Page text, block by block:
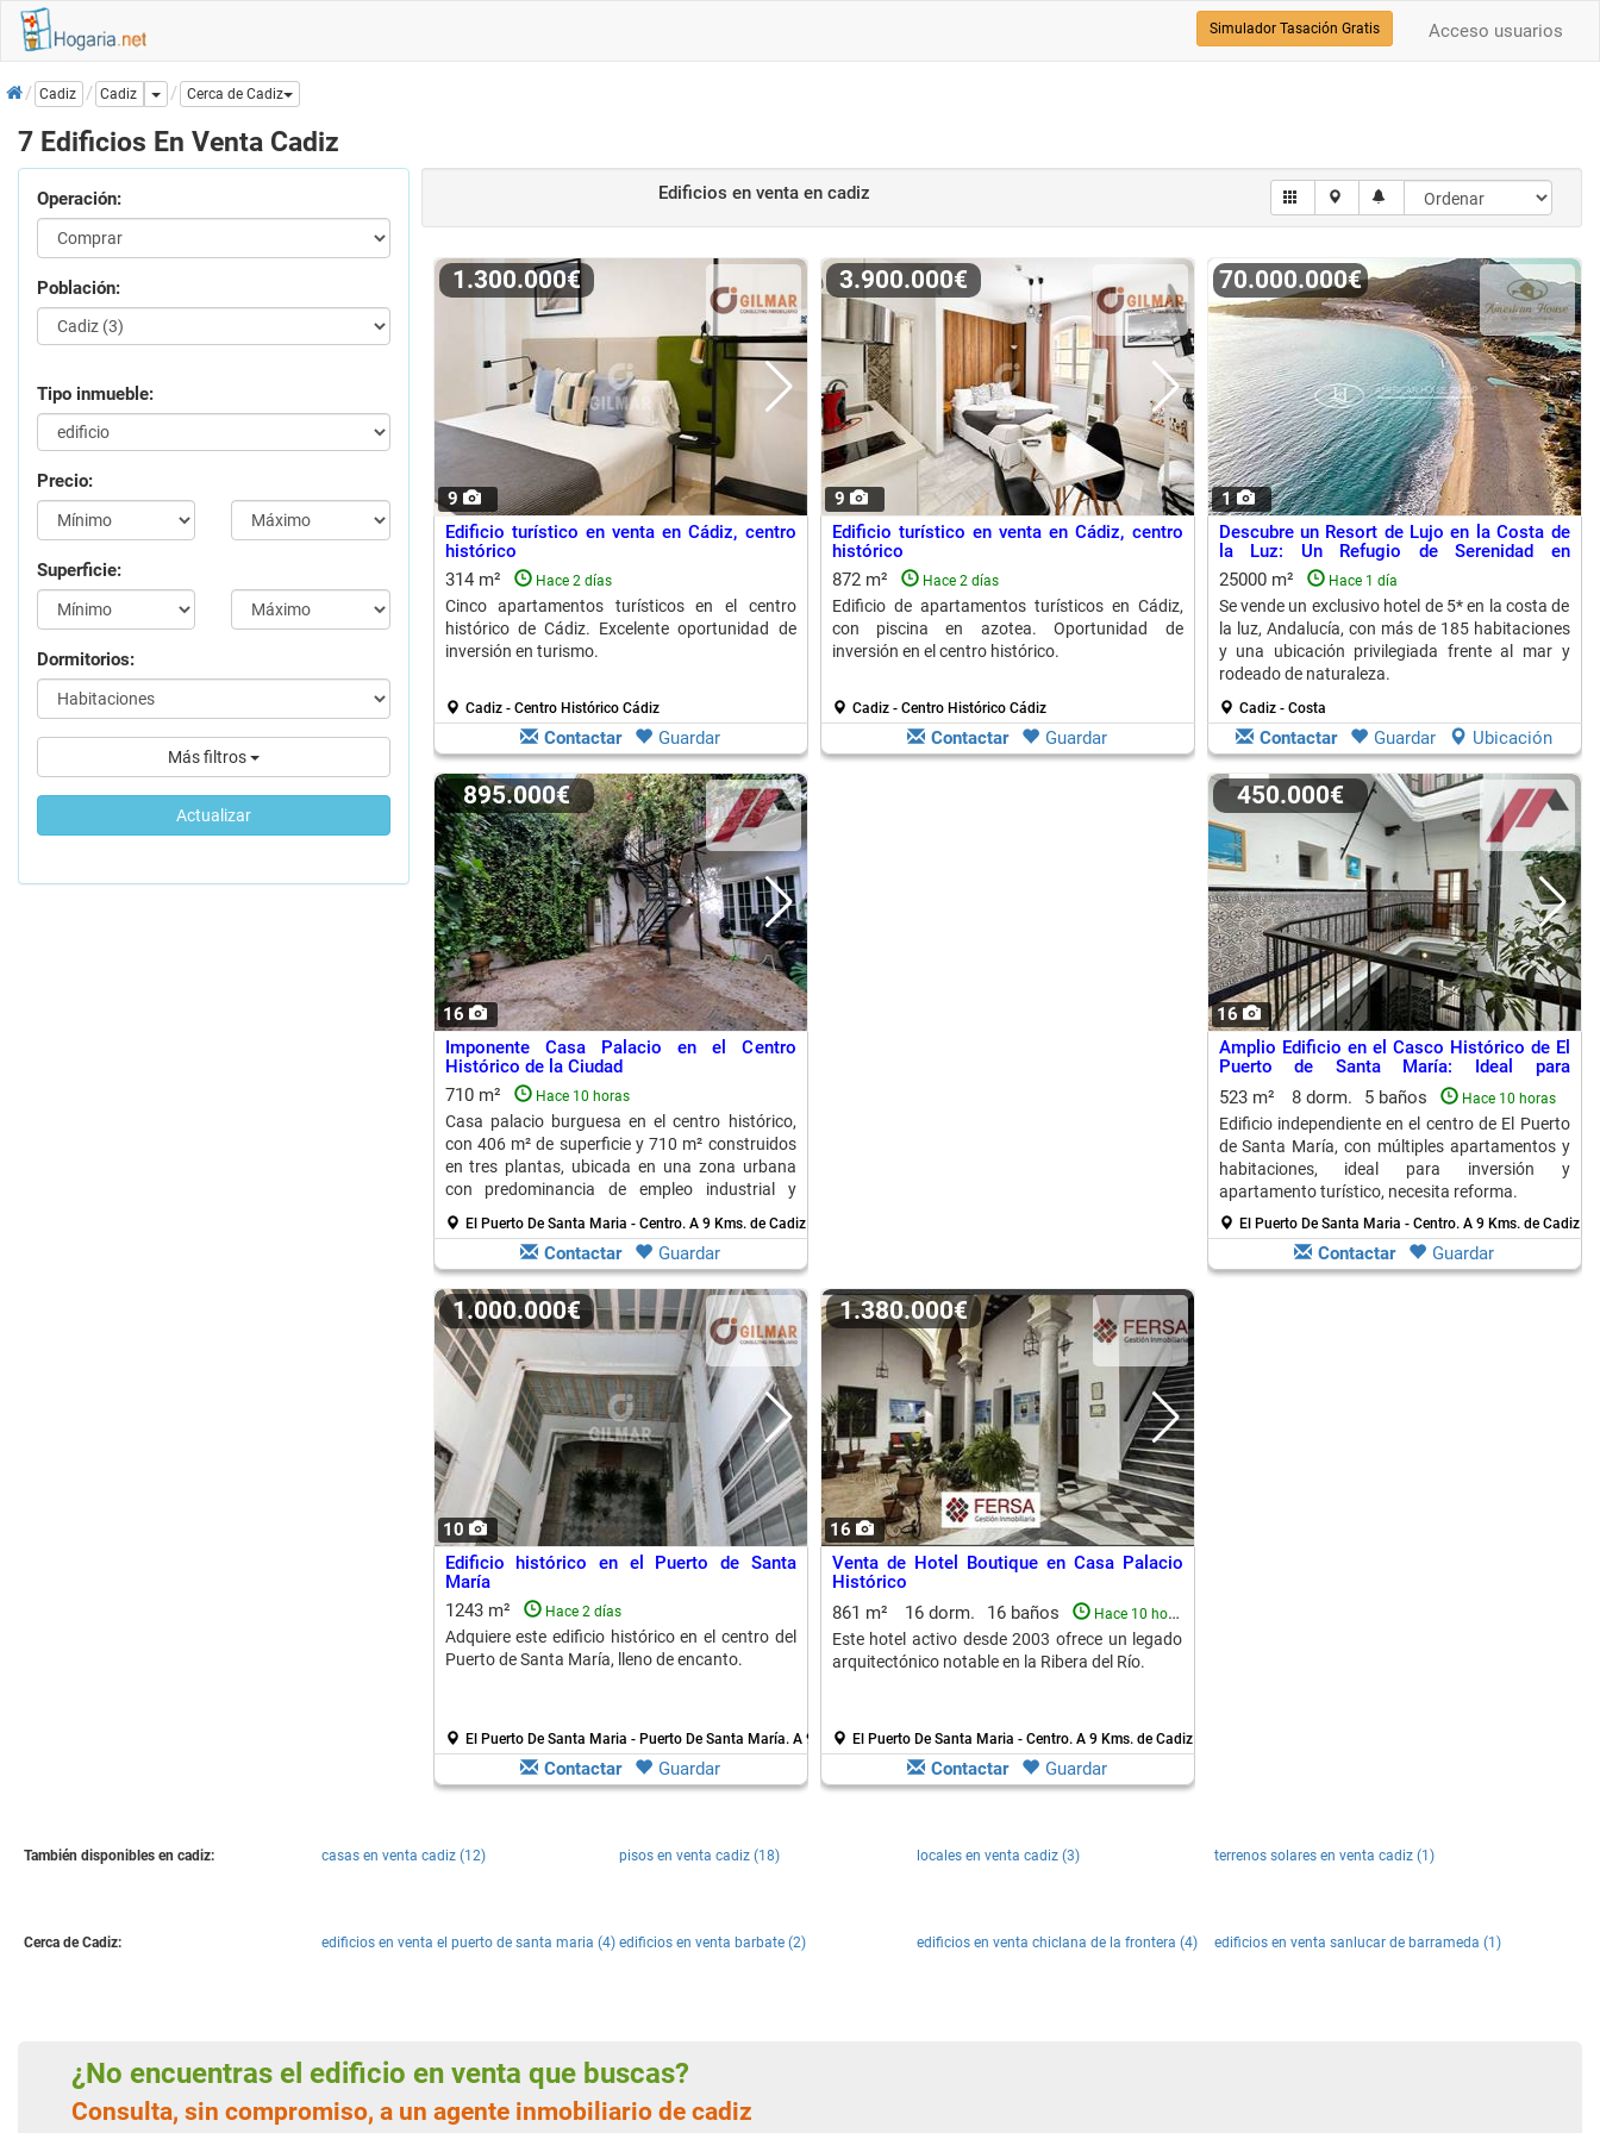
Acceso usuarios
Simulador Tasación Gratis
InicioCadiz Cadiz Dropdown
Cerca de Cadiz
7 Edificios En Venta Cadiz
Operación:
Población:
Tipo inmueble:
Precio:
Superficie:
Dormitorios:
Más filtros
Actualizar
Edificios en venta en cadiz
9
1.300.000€
Edificio turístico en venta en Cádiz, centro
histórico
314 m²
Hace 2 días
Cinco apartamentos turísticos en el centro
histórico de Cádiz. Excelente oportunidad de
inversión en turismo.
Cadiz - Centro Histórico Cádiz
Contactar Guardar
9
3.900.000€
Edificio turístico en venta en Cádiz, centro
histórico
872 m²
Hace 2 días
Edificio de apartamentos turísticos en Cádiz,
con piscina en azotea. Oportunidad de
inversión en el centro histórico.
Cadiz - Centro Histórico Cádiz
Contactar Guardar
1
70.000.000€
Descubre un Resort de Lujo en la Costa de
la Luz: Un Refugio de Serenidad en
Andalucía
25000 m² Hace 1 día
Se vende un exclusivo hotel de 5* en la costa de
la luz, Andalucía, con más de 185 habitaciones
y una ubicación privilegiada frente al mar y
rodeado de naturaleza.
Cadiz - Costa
Contactar Guardar Ubicación
16
895.000€
Imponente Casa Palacio en el Centro
Histórico de la Ciudad
710 m²
Hace 10 horas
Casa palacio burguesa en el centro histórico,
con 406 m² de superficie y 710 m² construidos
en tres plantas, ubicada en una zona urbana
con predominancia de empleo industrial y
comercial.
El Puerto De Santa Maria - Centro. A 9 Kms. de Cadiz
Contactar Guardar
16
450.000€
Amplio Edificio en el Casco Histórico de El
Puerto de Santa María: Ideal para
Inversores
523 m² 8 dorm. 5 baños Hace 10 horas
Edificio independiente en el centro de El Puerto
de Santa María, con múltiples apartamentos y
habitaciones, ideal para inversión y
apartamento turístico, necesita reforma.
El Puerto De Santa Maria - Centro. A 9 Kms. de Cadiz
Contactar Guardar
10
1.000.000€
Edificio histórico en el Puerto de Santa
María
1243 m²
Hace 2 días
Adquiere este edificio histórico en el centro del
Puerto de Santa María, lleno de encanto.
El Puerto De Santa Maria - Puerto De Santa María. A 9 Kms. de Cadiz
Contactar Guardar
16
1.380.000€
Venta de Hotel Boutique en Casa Palacio
Histórico
861 m²
16 dorm. 16 baños Hace 10 horas
Este hotel activo desde 2003 ofrece un legado
arquitectónico notable en la Ribera del Río.
El Puerto De Santa Maria - Centro. A 9 Kms. de Cadiz
Contactar Guardar
También disponibles en cadiz: casas en venta cadiz (12) pisos en venta cadiz (18) locales en venta cadiz (3) terrenos solares en venta cadiz (1)
Cerca de Cadiz: edificios en venta el puerto de santa maria (4) edificios en venta barbate (2) edificios en venta chiclana de la frontera (4) edificios en venta sanlucar de barrameda (1)
¿No encuentras el edificio en venta que buscas?
Consulta, sin compromiso, a un agente inmobiliario de cadiz